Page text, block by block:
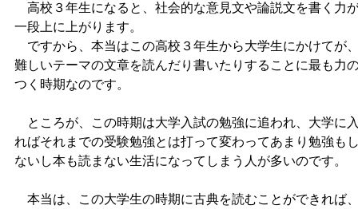
高校３年生になると、社会的な意見文や論説文を書く力
一段上に上がります。
ですから、本当はこの高校３年生から大学生にかけてが
難しいテーマの文章を読んだり書いたりすることに最も力
つく時期なのです。
ところが、この時期は大学入試の勉強に追われ、大学に
ればそれまでの受験勉強とは打って変わってあまり勉強も
ないし本も読まない生活になってしまう人が多いのです。
本当は、この大学生の時期に古典を読むことができれば